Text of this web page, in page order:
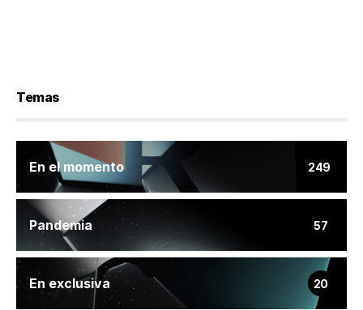
Temas
En el momento 249
Pandemia 57
En exclusiva 20